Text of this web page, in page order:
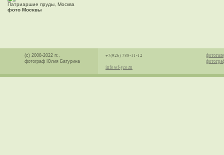
Патриаршие пруды, Москва
фото Москвы
(с) 2008-2022 гг.,
фотограф Юлия Батурина
+7(926) 788-11-12
info@f-geo.ru